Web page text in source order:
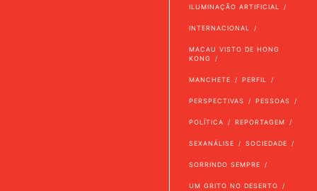
ILUMINAÇÃO ARTIFICIAL
INTERNACIONAL
MACAU VISTO DE HONG
KONG
MANCHETE PERFIL
PERSPECTIVAS PESSOAS
POLÍTICA REPORTAGEM
SEXANÁLISE SOCIEDADE
SORRINDO SEMPRE
UM GRITO NO DESERTO